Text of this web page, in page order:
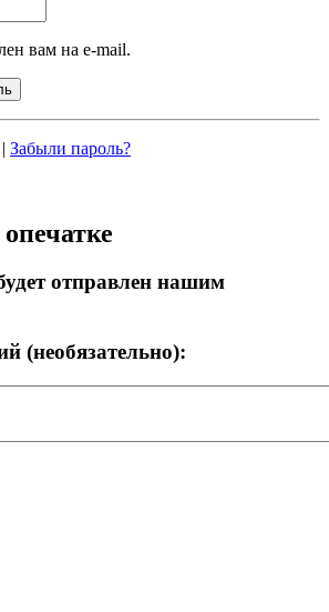
вам на e-mail.
| Забыли пароль?
отправлен нашим
(необязательно):